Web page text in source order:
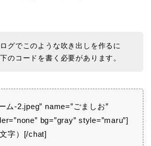
グでこのような吹き出しを作るに
のコードを書く必要があります。
ム-2.jpeg” name=”ごましお”
bg=”gray” style=”maru”]
字）[/chat]